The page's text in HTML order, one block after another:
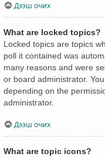
Дээш очих
What are locked topics?
Locked topics are topics
poll it contained was
many reasons and were
or board administrator.
depending on the
administrator.
Дээш очих
What are topic icons?